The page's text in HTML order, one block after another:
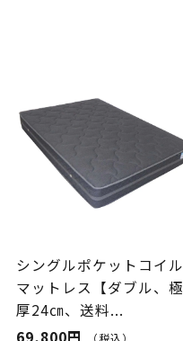
シングルポケットコイル
マットレス【ダブル、極
厚24㎝、送料...
69,800円
（税込）